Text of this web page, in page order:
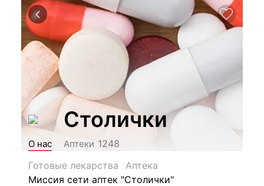
Столички
О нас Аптеки 1248
Готовые лекарства
Аптека
Миссия сети аптек "Столички"